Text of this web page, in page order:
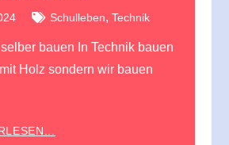
Schulleben, Technik
bauen In Technik bauen
Holz sondern wir bauen